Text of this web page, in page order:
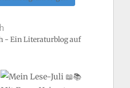
- Ein Literaturblog auf